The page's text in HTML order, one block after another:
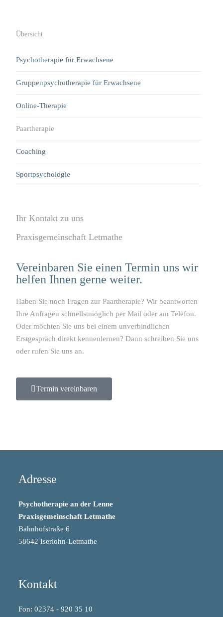
Übersicht
Psychotherapie für Erwachsene
Gruppenpsychotherapie für Erwachsene
Online-Therapie
Paartherapie
Coaching
Sportpsychologie
Ihr Kontakt zu uns
Praxisgemeinschaft Letmathe
Vereinbaren Sie einen Termin uns wir
helfen Ihnen gerne weiter.
Haben Sie noch Fragen zur Paartherapie? Wir beantworten
Ihre Anfragen schnellstmöglich per Mail oder am Telefon.
Oder möchten Sie uns bei einem unverbindlichen
Erstgespräch direkt kennenlernen? Dann schreiben Sie uns
oder rufen Sie uns an.
Termin vereinbaren
Adresse
Psychotherapie an der Lenne
Praxisgemeinschaft Letmathe
Bahnhofstraße 6
58642 Iserlohn-Letmathe
Kontakt
Fon: 02374 - 920 35 10